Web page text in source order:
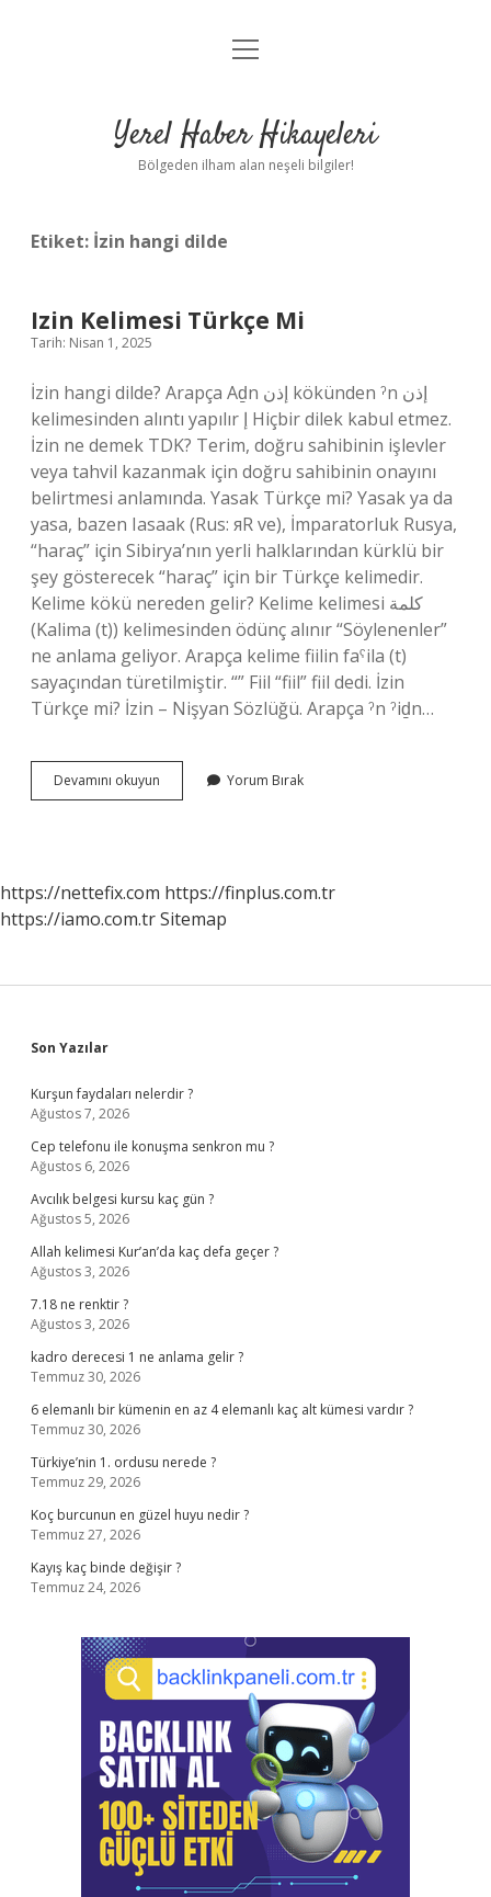
Anasayfa
Yasal Uyarı
menüyü
Yerel Haber Hikayeleri
Bölgeden ilham alan neşeli bilgiler!
Etiket: İzin hangi dilde
Izin Kelimesi Türkçe Mi
Tarih: Nisan 1, 2025
İzin hangi dilde? Arapça Aḏn إذن kökünden ˀn إذن
kelimesinden alıntı yapılır إ Hiçbir dilek kabul etmez.
İzin ne demek TDK? Terim, doğru sahibinin işlevler
veya tahvil kazanmak için doğru sahibinin onayını
belirtmesi anlamında. Yasak Türkçe mi? Yasak ya da
yasa, bazen Iasaak (Rus: яR ve), İmparatorluk Rusya,
“haraç” için Sibirya’nın yerli halklarından kürklü bir
şey gösterecek “haraç” için bir Türkçe kelimedir.
Kelime kökü nereden gelir? Kelime kelimesi كلمة
(Kalima (t)) kelimesinden ödünç alınır “Söylenenler”
ne anlama geliyor. Arapça kelime fiilin faˁila (t)
sayaçından türetilmiştir. “” Fiil “fiil” fiil dedi. İzin
Türkçe mi? İzin – Nişyan Sözlüğü. Arapça ˀn ˀiḏn…
Devamını okuyun
Kelimesi
Yorum Bırak
https://nettefix.com https://finplus.com.tr
https://iamo.com.trSitemap
Sidebar
Son Yazılar
Kurşun faydaları nelerdir ?
Ağustos 7, 2026
Cep telefonu ile konuşma senkron mu ?
Ağustos 6, 2026
Avcılık belgesi kursu kaç gün ?
Ağustos 5, 2026
Allah kelimesi Kur’an’da kaç defa geçer ?
Ağustos 3, 2026
7.18 ne renktir ?
Ağustos 3, 2026
kadro derecesi 1 ne anlama gelir ?
Temmuz 30, 2026
6 elemanlı bir kümenin en az 4 elemanlı kaç alt kümesi vardır ?
Temmuz 30, 2026
Türkiye’nin 1. ordusu nerede ?
Temmuz 29, 2026
Koç burcunun en güzel huyu nedir ?
Temmuz 27, 2026
Kayış kaç binde değişir ?
Temmuz 24, 2026